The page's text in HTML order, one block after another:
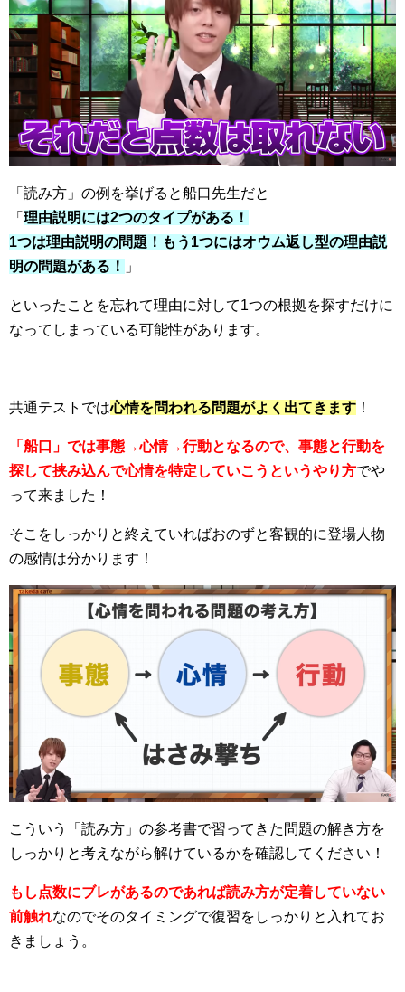
「読み方」の例を挙げると船口先生だと
「 理由説明には2つのタイプがある！
1つは理由説明の問題！もう1つにはオウム返し型の理由説
明の問題がある！
」
といったことを忘れて理由に対して1つの根拠を探すだけに
なってしまっている可能性があります。
共通テストでは心情を問われる問題がよく出てきます ！
「船口」では事態→心情→行動となるので、事態と行動を
探して挟み込んで心情を特定していこうというやり方でや
って来ました！
そこをしっかりと終えていればおのずと客観的に登場人物
の感情は分かります！
こういう「読み方」の参考書で習ってきた問題の解き方を
しっかりと考えながら解けているかを確認してください！
もし点数にブレがあるのであれば読み方が定着していない
前触れなのでそのタイミングで復習をしっかりと入れてお
きましょう。